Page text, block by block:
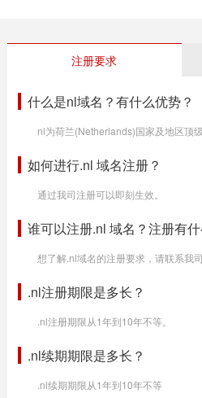
注册要求
什么是nl域名？有什么优势？
nl为荷兰(Netherlands)国家及地区顶
如何进行.nl 域名注册？
通过我司注册可以即刻生效。
谁可以注册.nl 域名？注册有
想了解.nl域名的注册要求，请联系我司
.nl注册期限是多长？
.nl注册期限从1年到10年不等。
.nl续期期限是多长？
.nl续期期限从1年到10年不等